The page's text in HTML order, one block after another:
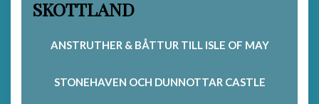
SKOTTLAND
ANSTRUTHER & BÅTTUR TILL ISLE OF MAY
STONEHAVEN OCH DUNNOTTAR CASTLE